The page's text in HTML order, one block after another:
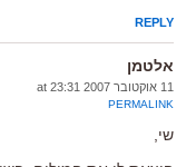
REPLY
אלטמן
11 אוקטובר 2007 at 23:31
PERMALINK
שי,